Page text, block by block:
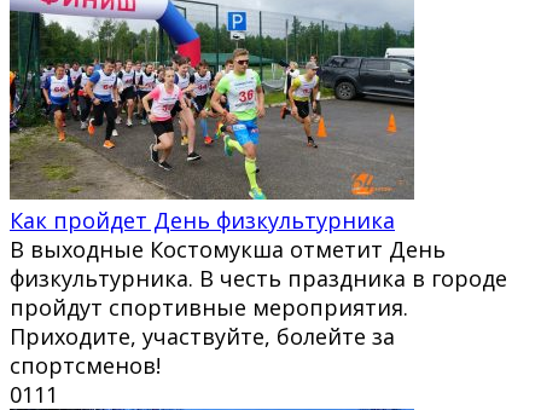
Как пройдет День физкультурника
В выходные Костомукша отметит День
физкультурника. В честь праздника в городе
пройдут спортивные мероприятия.
Приходите, участвуйте, болейте за
спортсменов!
0111